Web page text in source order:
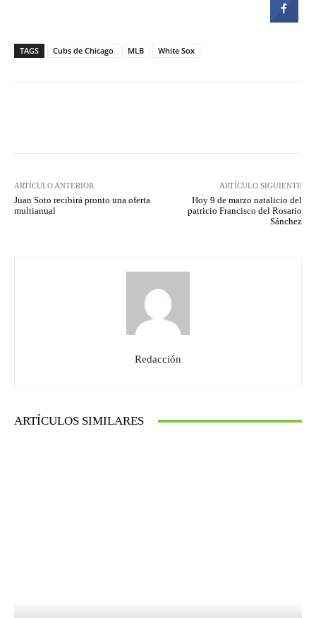
TAGS Cubs de Chicago MLB White Sox
ARTÍCULO ANTERIOR
Juan Soto recibirá pronto una oferta
multianual
ARTÍCULO SIGUIENTE
Hoy 9 de marzo natalicio del
patricio Francisco del Rosario
Sánchez
Redacción
ARTÍCULOS SIMILARES